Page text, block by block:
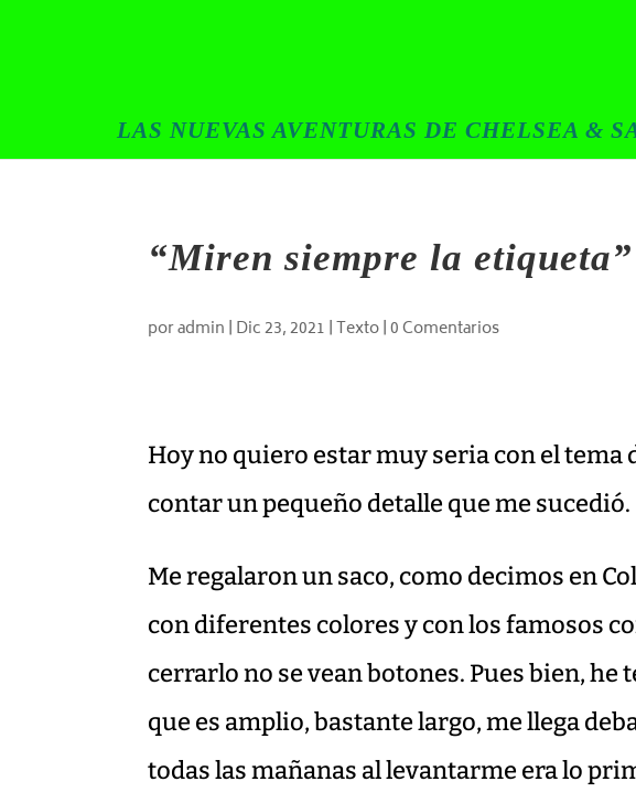
LAS NUEVAS AVENTURAS DE CHELSEA &
“Miren siempre la etiqueta”
poradmin | Dic 23, 2021 |Texto|0 Comentarios
Hoy no quiero estar muy seria con el tema
contar un pequeño detalle que me sucedió.
Me regalaron un saco, como decimos en
con diferentes colores y con los famosos
cerrarlo no se vean botones. Pues bien,
que es amplio, bastante largo, me llega
todas las mañanas al levantarme era lo